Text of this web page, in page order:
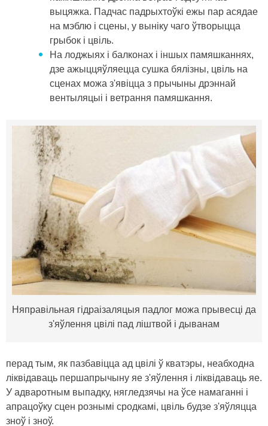
выцяжка. Падчас падрыхтоўкі ежы пар асядае
на мэблю і сцены, у выніку чаго ўтворыцца
грыбок і цвіль.
На лоджыях і балконах і іншых памяшканнях,
дзе ажыццяўляецца сушка бялізны, цвіль на
сценах можа з'явіцца з прычыны дрэннай
вентыляцыі і ветрання памяшкання.
Няправільная гідраізаляцыя падлог можа прывесці да
з'яўлення цвілі пад ліштвой і дыванам
перад тым, як пазбавіцца ад цвілі ў кватэры, неабходна
ліквідаваць першапрычыну яе з'яўлення і ліквідаваць яе.
У адваротным выпадку, нягледзячы на ​​ўсе намаганні і
апрацоўку сцен рознымі сродкамі, цвіль будзе з'яўляцца
зноў і зноў.